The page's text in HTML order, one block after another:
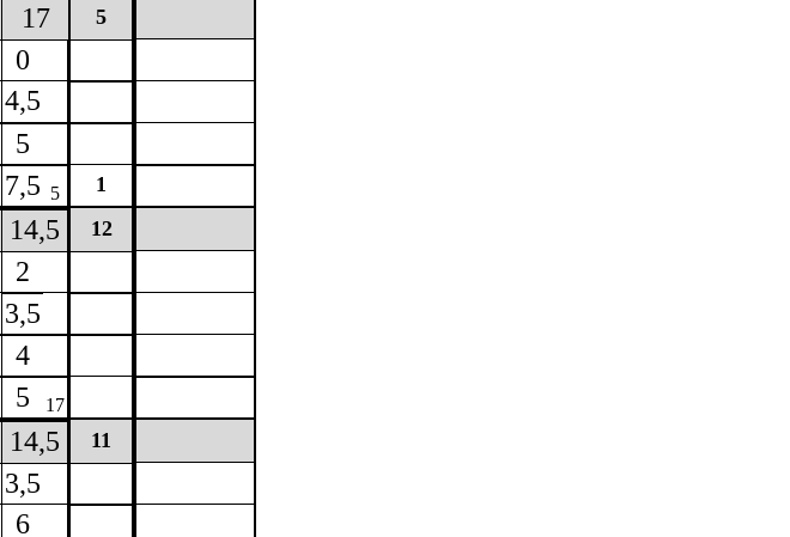
17
5
0
4,5
5
7,5 5
1
14,5
12
2
3,5
4
5 17
14,5
11
3,5
6